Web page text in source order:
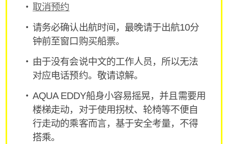
取消预约
请务必确认出航时间，最晚请于出航10分
钟前至窗口购买船票。
由于没有会说中文的工作人员，所以无法
对应电话预约。敬请谅解。
AQUA EDDY船身小容易摇晃，并且需要用
楼梯走动，对于使用拐杖、轮椅等不便自
行走动的乘客而言，基于安全考量，不得
搭乘。